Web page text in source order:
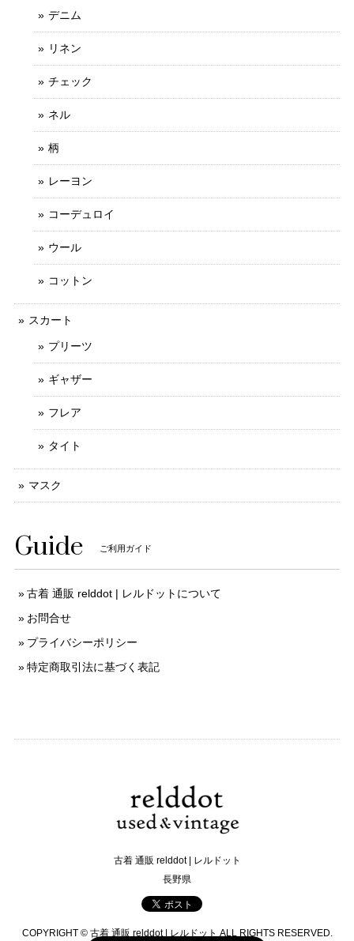
デニム
リネン
チェック
ネル
柄
レーヨン
コーデュロイ
ウール
コットン
スカート
プリーツ
ギャザー
フレア
タイト
マスク
Guide ご利用ガイド
古着 通販 relddot | レルドットについて
お問合せ
プライバシーポリシー
特定商取引法に基づく表記
古着 通販 relddot | レルドット
長野県
COPYRIGHT © 古着 通販 relddot | レルドット ALL RIGHTS RESERVED.